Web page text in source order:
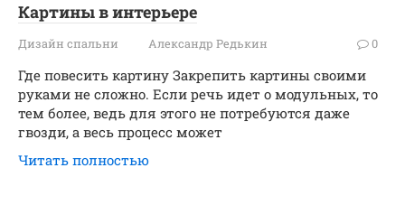
Картины в интерьере
Дизайн спальни Александр Редькин 0
Где повесить картину Закрепить картины своими
руками не сложно. Если речь идет о модульных, то
тем более, ведь для этого не потребуются даже
гвозди, а весь процесс может
Читать полностью